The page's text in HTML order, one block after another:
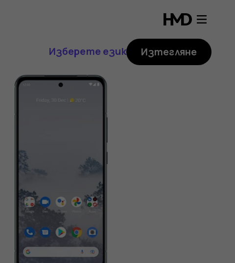
Изберете език Изтегляне